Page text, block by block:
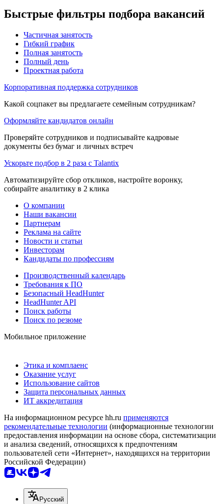
Быстрые фильтры подбора вакансий
Частичная занятость
Гибкий график
Полная занятость
Полный день
Проектная работа
Корпоративная поддержка сотрудников
Какой соцпакет вы предлагаете семейным сотрудникам?
Оформляйте кандидатов онлайн
Проверяйте сотрудников и подписывайте кадровые
документы без бумаг и личных встреч
Ускорьте подбор в 2 раза с Talantix
Автоматизируйте сбор откликов, настройте воронку,
собирайте аналитику в 2 клика
О компании
Наши вакансии
Партнерам
Реклама на сайте
Новости и статьи
Инвесторам
Кандидаты по профессиям
Производственный календарь
Требования к ПО
Безопасный HeadHunter
HeadHunter API
Поиск работы
Поиск по резюме
Мобильное приложение
Этика и комплаенс
Оказание услуг
Использование сайтов
Защита персональных данных
ИТ аккредитация
На информационном ресурсе hh.ru применяются
рекомендательные технологии (информационные технологии
предоставления информации на основе сбора, систематизации
и анализа сведений, относящихся к предпочтениям
пользователей сети «Интернет», находящихся на территории
Российской Федерации)
Русский